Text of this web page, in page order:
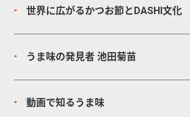
世界に広がるかつお節とDASHI文化
うま味の発見者 池田菊苗
動画で知るうま味